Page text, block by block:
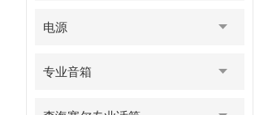
电源
专业音箱